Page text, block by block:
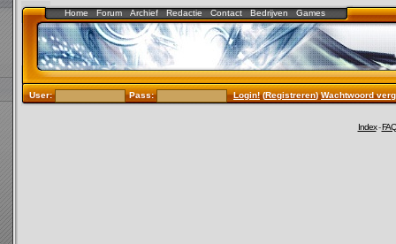
Home Forum Archief Redactie Contact Bedrijven Games
User: Pass: Login!(Registreren)Wachtwoord
Index-FAQ